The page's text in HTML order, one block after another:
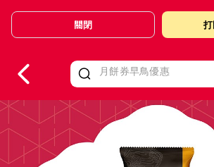
Valid Until 30 June 2026
關閉